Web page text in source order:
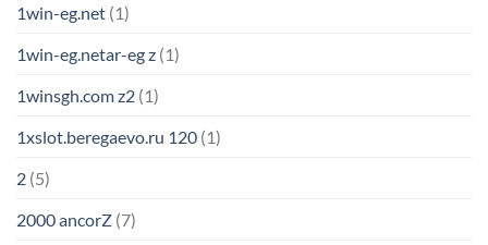
1win-eg.net (1)
1win-eg.netar-eg z (1)
1winsgh.com z2 (1)
1xslot.beregaevo.ru 120 (1)
2 (5)
2000 ancorZ (7)